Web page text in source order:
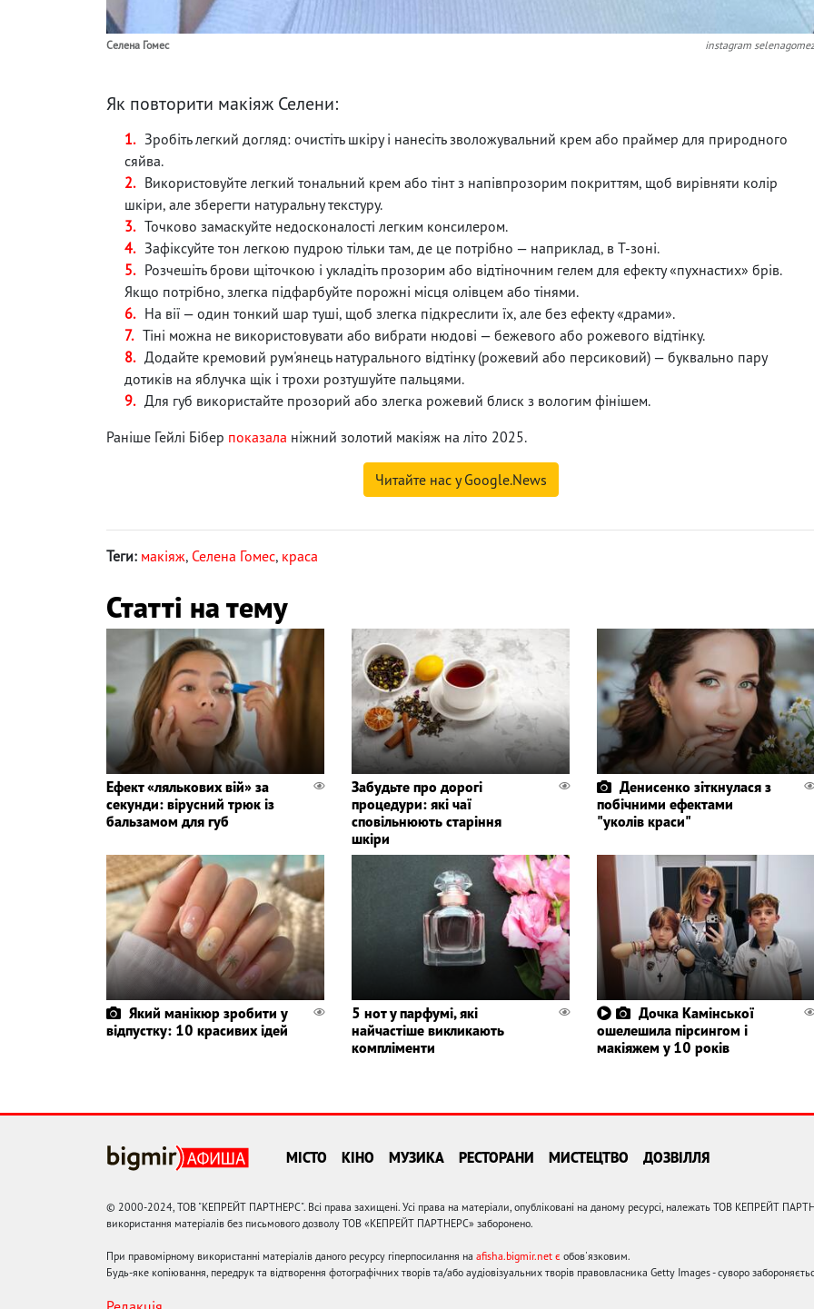
Селена Гомес instagram selenagomez
Як повторити макіяж Селени:
Зробіть легкий догляд: очистіть шкіру і нанесіть зволожувальний крем або праймер для природного
сяйва.
Використовуйте легкий тональний крем або тінт з напівпрозорим покриттям, щоб вирівняти колір
шкіри, але зберегти натуральну текстуру.
Точково замаскуйте недосконалості легким консилером.
Зафіксуйте тон легкою пудрою тільки там, де це потрібно — наприклад, в Т-зоні.
Розчешіть брови щіточкою і укладіть прозорим або відтіночним гелем для ефекту «пухнастих» брів.
Якщо потрібно, злегка підфарбуйте порожні місця олівцем або тінями.
На вії — один тонкий шар туші, щоб злегка підкреслити їх, але без ефекту «драми».
Тіні можна не використовувати або вибрати нюдові — бежевого або рожевого відтінку.
Додайте кремовий рум'янець натурального відтінку (рожевий або персиковий) — буквально пару
дотиків на яблучка щік і трохи розтушуйте пальцями.
Для губ використайте прозорий або злегка рожевий блиск з вологим фінішем.
Раніше Гейлі Бібер показала ніжний золотий макіяж на літо 2025.
Читайте нас у Google.News
Теги: макіяж, Селена Гомес, краса
Статті на тему
Ефект «лялькових вій» за
секунди: вірусний трюк із
бальзамом для губ
Забудьте про дорогі
процедури: які чаї
сповільнюють старіння
шкіри
Денисенко зіткнулася з
побічними ефектами
"уколів краси"
Який манікюр зробити у
відпустку: 10 красивих ідей
5 нот у парфумі, які
найчастіше викликають
компліменти
Дочка Камінської
ошелешила пірсингом і
макіяжем у 10 років
МІСТО КІНО МУЗИКА РЕСТОРАНИ МИСТЕЦТВО ДОЗВІЛЛЯ
© 2000-2024, ТОВ "КЕПРЕЙТ ПАРТНЕРС". Всі права захищені. Усі права на матеріали, опубліковані на даному ресурсі, належать ТОВ КЕПРЕЙТ
використання матеріалів без письмового дозволу ТОВ «КЕПРЕЙТ ПАРТНЕРС» заборонено.
При правомірному використанні матеріалів даного ресурсу гіперпосилання на afisha.bigmir.net є обов'язковим.
Будь-яке копіювання, передрук та відтворення фотографічних творів та/або аудіовізуальних творів правовласника Getty Images - суворо